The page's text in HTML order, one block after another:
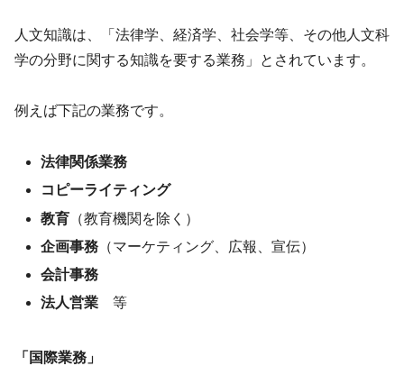
人文知識は、「法律学、経済学、社会学等、その他人文科
学の分野に関する知識を要する業務」とされています。
例えば下記の業務です。
法律関係業務
コピーライティング
教育 （教育機関を除く）
企画事務 （マーケティング、広報、宣伝）
会計事務
法人営業 等
「国際業務」